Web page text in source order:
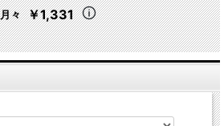
々 ￥1,331